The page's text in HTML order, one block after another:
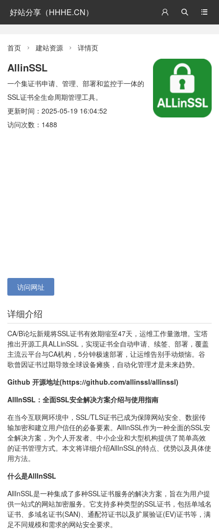
好站分享（HHHE.CN） 


首页  建站资源  详情页
AllinSSL
一个集证书申请、管理、部署和监控于一体的
SSL证书全生命周期管理工具。
更新时间：2025-05-19 16:04:52
访问次数：1488
访问网址
详细介绍
CA/B论坛新规将SSL证书有效期缩至47天，运维工作量激增。宝塔
推出开源工具ALLinSSL，实现证书全自动申请、续签、部署，覆盖
主流云平台与CA机构，5分钟极速部署，让运维告别手动烦恼。谷
歌曾因证书过期导致全球设备瘫痪，自动化管理才是未来趋势。
Github 开源地址(https://github.com/allinssl/allinssl)
AllInSSL：全面SSL安全解决方案介绍与使用指南
在当今互联网环境中，SSL/TLS证书已成为保障网站安全、数据传
输加密和建立用户信任的必备要素。AllInSSL作为一种全面的SSL安
全解决方案，为个人开发者、中小企业和大型机构提供了简单高效
的证书管理方式。本文将详细介绍AllInSSL的特点、优势以及具体使
用方法。
什么是AllInSSL
AllInSSL是一种集成了多种SSL证书服务的解决方案，旨在为用户提
供一站式的网站加密服务。它支持多种类型的SSL证书，包括单域名
证书、多域名证书(SAN)、通配符证书以及扩展验证(EV)证书等，满
足不同规模和需求的网站安全要求。